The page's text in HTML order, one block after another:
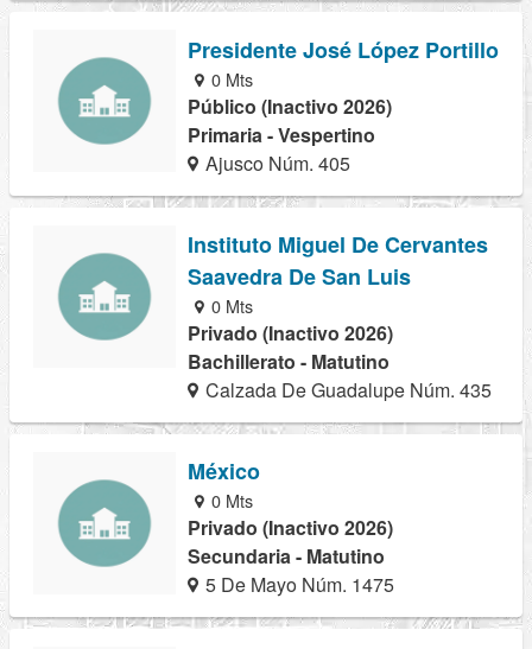
Presidente José López Portillo
0 Mts
Público (Inactivo 2026)
Primaria - Vespertino
Ajusco Núm. 405
Instituto Miguel De Cervantes
Saavedra De San Luis
0 Mts
Privado (Inactivo 2026)
Bachillerato - Matutino
Calzada De Guadalupe Núm. 435
México
0 Mts
Privado (Inactivo 2026)
Secundaria - Matutino
5 De Mayo Núm. 1475